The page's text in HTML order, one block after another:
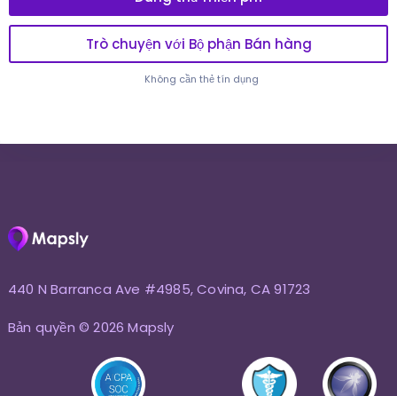
Trò chuyện với Bộ phận Bán hàng
Không cần thẻ tín dụng
440 N Barranca Ave #4985, Covina, CA 91723
Bản quyền © 2026 Mapsly